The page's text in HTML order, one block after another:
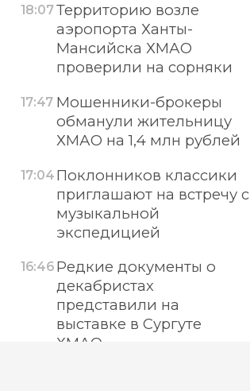
18:07Территорию возле
аэропорта Ханты-
Мансийска ХМАО
проверили на сорняки
17:47 Мошенники-брокеры
обманули жительницу
ХМАО на 1,4 млн рублей
17:04 Поклонников классики
приглашают на встречу с
музыкальной
экспедицией
16:46 Редкие документы о
декабристах
представили на
выставке в Сургуте
ХМАО